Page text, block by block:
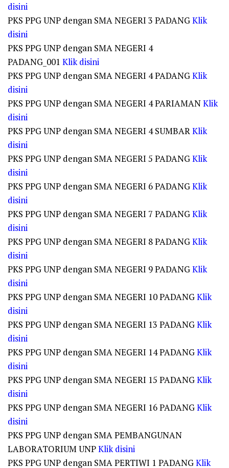
disini
PKS PPG UNP dengan SMA NEGERI 3 PADANGKlik
disini
PKS PPG UNP dengan SMA NEGERI 4
PADANG_001 Klik disini
PKS PPG UNP dengan SMA NEGERI 4 PADANGKlik
disini
PKS PPG UNP dengan SMA NEGERI 4 PARIAMANKlik
disini
PKS PPG UNP dengan SMA NEGERI 4 SUMBARKlik
disini
PKS PPG UNP dengan SMA NEGERI 5 PADANGKlik
disini
PKS PPG UNP dengan SMA NEGERI 6 PADANGKlik
disini
PKS PPG UNP dengan SMA NEGERI 7 PADANGKlik
disini
PKS PPG UNP dengan SMA NEGERI 8 PADANGKlik
disini
PKS PPG UNP dengan SMA NEGERI 9 PADANGKlik
disini
PKS PPG UNP dengan SMA NEGERI 10 PADANGKlik
disini
PKS PPG UNP dengan SMA NEGERI 13 PADANGKlik
disini
PKS PPG UNP dengan SMA NEGERI 14 PADANGKlik
disini
PKS PPG UNP dengan SMA NEGERI 15 PADANGKlik
disini
PKS PPG UNP dengan SMA NEGERI 16 PADANGKlik
disini
PKS PPG UNP dengan SMA PEMBANGUNAN
LABORATORIUM UNPKlik disini
PKS PPG UNP dengan SMA PERTIWI 1 PADANGKlik